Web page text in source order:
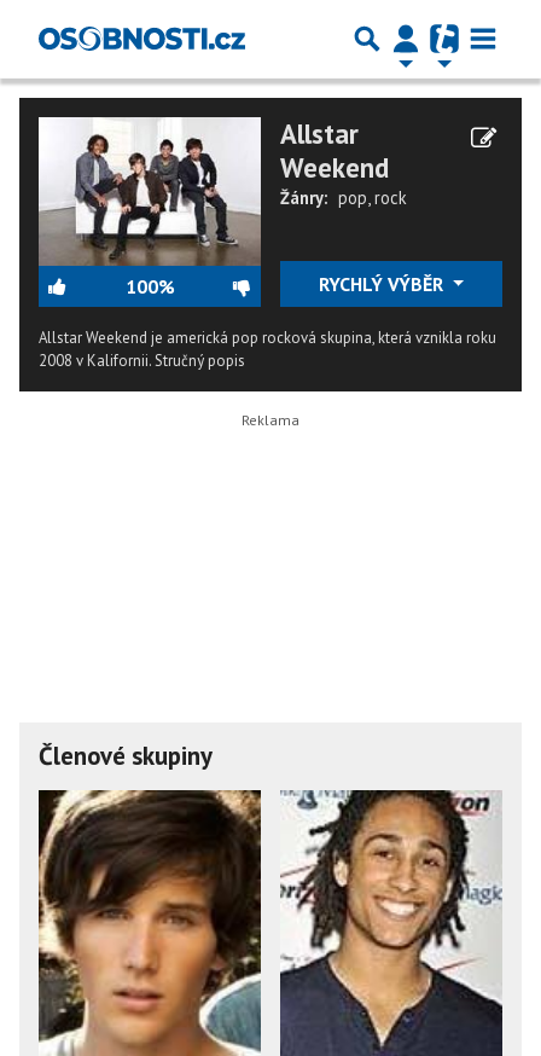
100%
Allstar
Weekend
Žánry: pop,rock
RYCHLÝ VÝBĚR
Allstar Weekend je americká pop rocková skupina, která vznikla roku
2008 v Kalifornii.Stručný popis
Členové skupiny